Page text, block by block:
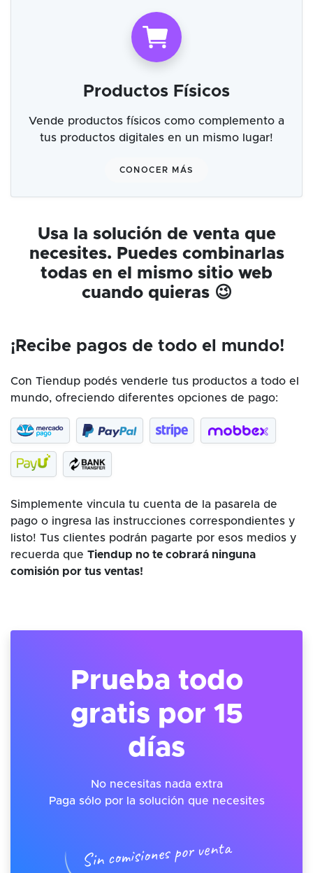
Productos Físicos
Vende productos físicos como complemento a
tus productos digitales en un mismo lugar!
CONOCER MÁS
Usa la solución de venta que
necesites. Puedes combinarlas
todas en el mismo sitio web
cuando quieras 😉
¡Recibe pagos de todo el mundo!
Con Tiendup podés venderle tus productos a todo el
mundo, ofreciendo diferentes opciones de pago:
Simplemente vincula tu cuenta de la pasarela de
pago o ingresa las instrucciones correspondientes y
listo! Tus clientes podrán pagarte por esos medios y
recuerda que Tiendup no te cobrará ninguna
comisión por tus ventas!
Prueba todo
gratis por 15
días
No necesitas nada extra
Paga sólo por la solución que necesites
Sin comisiones por venta